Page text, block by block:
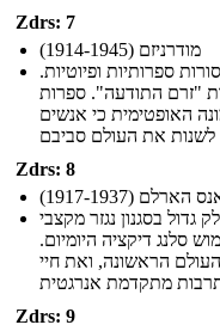
Zdrs: 7
מודרניזם (1914-1945)
ספרותיות ופיוטיות.
"זרם התודעה". ספרות
האופטימית כי אנשים
Zdrs: 8
בסגנון נגזר מקצבי
סלנג דיקציה היומיום.
הראשונה, ואת חיי
Zdrs: 9